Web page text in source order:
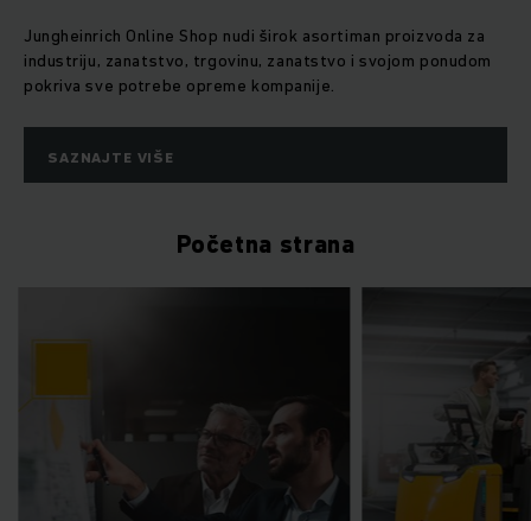
Jungheinrich Online Shop nudi širok asortiman proizvoda za
industriju, zanatstvo, trgovinu, zanatstvo i svojom ponudom
pokriva sve potrebe opreme kompanije.
SAZNAJTE VIŠE
Početna strana